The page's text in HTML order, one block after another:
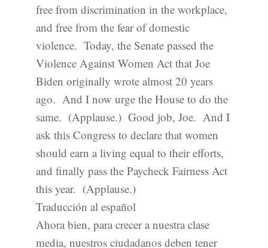
free from discrimination in the workplace,
and free from the fear of domestic
violence. Today, the Senate passed the
Violence Against Women Act that Joe
Biden originally wrote almost 20 years
ago. And I now urge the House to do the
same. (Applause.) Good job, Joe. And I
ask this Congress to declare that women
should earn a living equal to their efforts,
and finally pass the Paycheck Fairness Act
this year. (Applause.)
Traducción al español
Ahora bien, para crecer a nuestra clase
media, nuestros ciudadanos deben tener